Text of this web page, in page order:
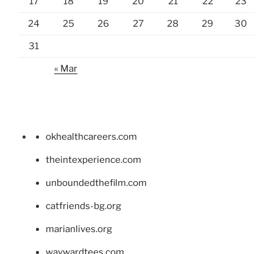
24 25 26 27 28 29 30
31
« Mar
okhealthcareers.com
theintexperience.com
unboundedthefilm.com
catfriends-bg.org
marianlives.org